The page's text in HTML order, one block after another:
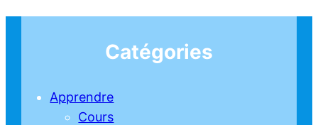
Catégories
Apprendre
Cours